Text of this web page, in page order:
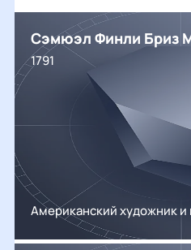
Сэмюэл Финли Бриз
1791
Американский художник и